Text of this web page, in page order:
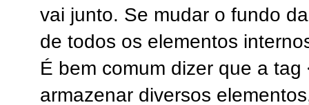
vai junto. Se mudar o fundo
de todos os elementos
É bem comum dizer que a tag
armazenar diversos